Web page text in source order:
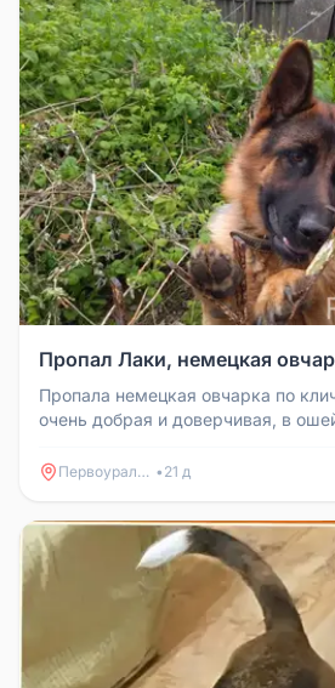
Пропал Лаки, немецкая
Пропала немецкая овчарка по
очень добрая и доверчивая, в
Первоуральск • 21 д